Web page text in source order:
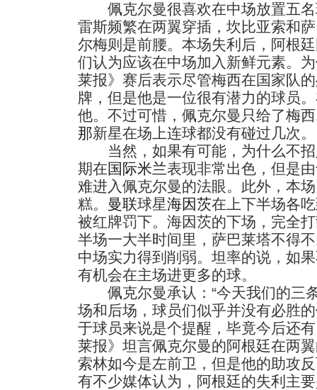
佩克尔曼很喜欢在中场放置五名
雷斯频繁在两翼穿插，坎比亚索和
尔梅则是前腰。本场失利后，阿根
们认为应该在中场加入新鲜元素。
莱报》赛后表示尽管梅西在国家队
牌，但是他是一位很有潜力的球员
他。不过可惜，佩克尔曼只给了梅
那新星在场上连球都没有碰过几次。
当然，如果有可能，为什么不招
期在国际米兰表现非常出色，但是
难进入佩克尔曼的法眼。此外，本
糕。 曼联球星海因茨在上下半场各
被红牌罚下。海因茨的下场，完全
半场一大半时间里，萨巴莱塔不得
中场实力得到削弱。坦率的说，如
有机会在主场进更多的球。
佩克尔曼承认：“今天我们的三
场和后场，球员们似乎并没有必胜
于球员来说是个提醒，毕竟今后还
莱报》坦言佩克尔曼的阿根廷在两
索林如今是左前卫，但是他的助攻
有不少媒体认为，阿根廷的失利主